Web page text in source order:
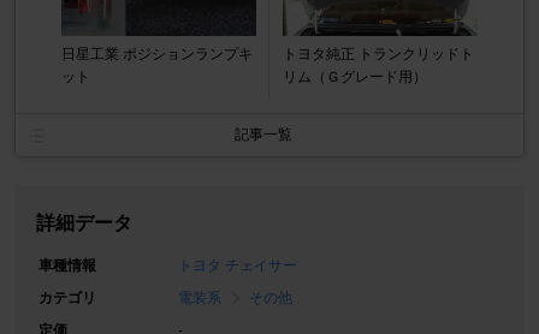
日星工業 ポジションランプキ
ット
トヨタ純正 トランクリッドト
リム（Ｇグレード用）
記事一覧
詳細データ
車種情報
トヨタ チェイサー
カテゴリ
電装系
その他